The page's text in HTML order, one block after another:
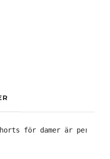
för damer är